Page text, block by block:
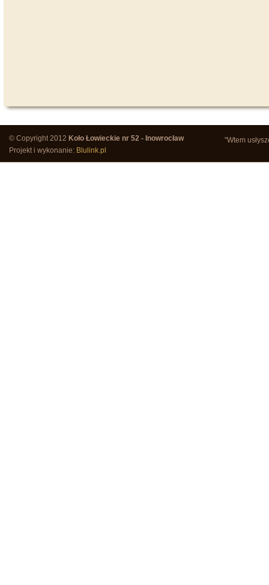
"Wtem
© Copyright 2012 Koło Łowieckie nr 52 - Inowrocław
Projekt i wykonanie: Blulink.pl